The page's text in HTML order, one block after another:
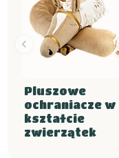
Pluszowe
ochraniacze w
kształcie
zwierzątek